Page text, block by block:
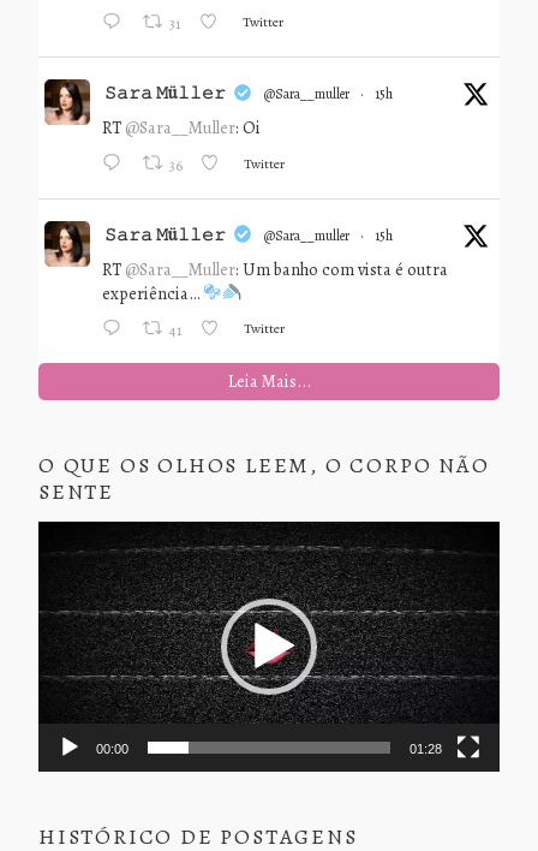
31 Twitter
𝚂𝚊𝚛𝚊 𝙼ü𝚕𝚕𝚎𝚛 @sara__muller · 15h
RT @Sara__Muller: Oi
36 Twitter
𝚂𝚊𝚛𝚊 𝙼ü𝚕𝚕𝚎𝚛 @sara__muller · 15h
RT @Sara__Muller: Um banho com vista é outra
experiência…
41 Twitter
Leia Mais...
O QUE OS OLHOS LEEM, O CORPO NÃO
SENTE
de
vídeo
00:00 01:28
HISTÓRICO DE POSTAGENS